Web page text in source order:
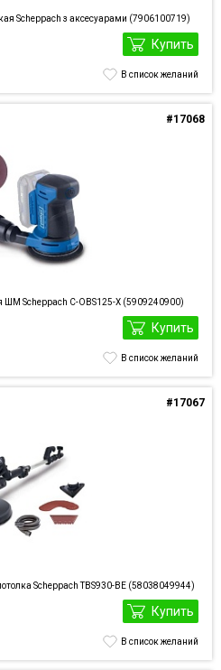
Scheppach з аксесуарами (7906100719)
Купить
В список желаний
ШМ Scheppach C-OBS125-X (5909240900)
#17068
Купить
В список желаний
Scheppach TBS930-BE (58038049944)
#17067
Купить
В список желаний